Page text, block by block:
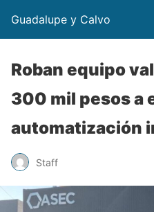
Guadalupe y Calvo
Roban equipo
300 mil pesos a
automatización
Staff